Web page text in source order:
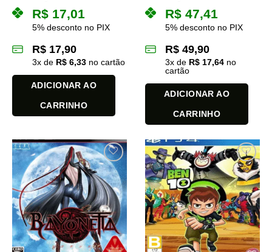
R$ 17,01
5% desconto no PIX
R$ 17,90
3x de R$ 6,33 no cartão
ADICIONAR AO
CARRINHO
R$ 47,41
5% desconto no PIX
R$ 49,90
3x de R$ 17,64 no
cartão
ADICIONAR AO
CARRINHO